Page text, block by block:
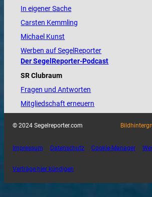
In eigener Sache
Carsten Kemmling
Michael Kunst
Werben auf SegelReporter
Der SegelReporter-Podcast
SR Clubraum
Fragen und Antworten
Mitgliedschaft erneuern
© 2024 Segelreporter.com
Impressum Datenschutz Cookie-Manager
Verträge hier kündigen